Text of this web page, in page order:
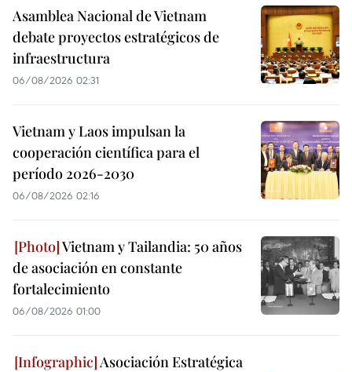
Asamblea Nacional de Vietnam
debate proyectos estratégicos de
infraestructura
06/08/2026 02:31
Vietnam y Laos impulsan la
cooperación científica para el
período 2026-2030
06/08/2026 02:16
Vietnam y Tailandia: 50 años
de asociación en constante
fortalecimiento
06/08/2026 01:00
Asociación Estratégica